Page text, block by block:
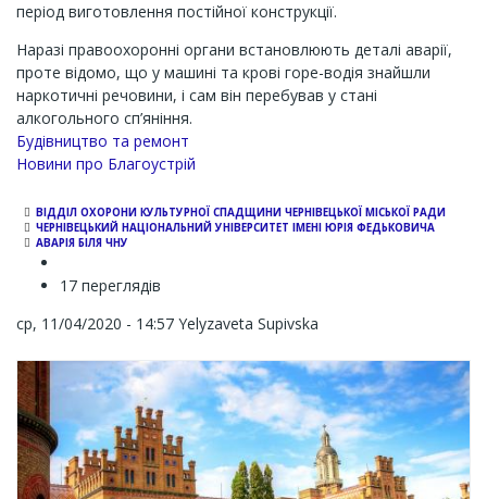
період виготовлення постійної конструкції.
Наразі правоохоронні органи встановлюють деталі аварії,
проте відомо, що у машині та крові горе-водія знайшли
наркотичні речовини, і сам він перебував у стані
алкогольного сп’яніння.
Будівництво та ремонт
Новини про Благоустрій
ВІДДІЛ ОХОРОНИ КУЛЬТУРНОЇ СПАДЩИНИ ЧЕРНІВЕЦЬКОЇ МІСЬКОЇ РАДИ
ЧЕРНІВЕЦЬКИЙ НАЦІОНАЛЬНИЙ УНІВЕРСИТЕТ ІМЕНІ ЮРІЯ ФЕДЬКОВИЧА
АВАРІЯ БІЛЯ ЧНУ
17 переглядів
ср, 11/04/2020 - 14:57 Yelyzaveta Supivska